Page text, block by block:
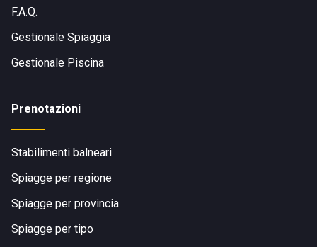
F.A.Q.
Gestionale Spiaggia
Gestionale Piscina
Prenotazioni
Stabilimenti balneari
Spiagge per regione
Spiagge per provincia
Spiagge per tipo